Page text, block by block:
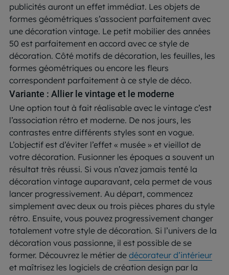
publicités auront un effet immédiat. Les objets de
formes géométriques s’associent parfaitement avec
une décoration vintage. Le petit mobilier des années
50 est parfaitement en accord avec ce style de
décoration. Côté motifs de décoration, les feuilles, les
formes géométriques ou encore les fleurs
correspondent parfaitement à ce style de déco.
Variante : Allier le vintage et le moderne
Une option tout à fait réalisable avec le vintage c’est
l’association rétro et moderne. De nos jours, les
contrastes entre différents styles sont en vogue.
L’objectif est d’éviter l’effet « musée » et vieillot de
votre décoration. Fusionner les époques a souvent un
résultat très réussi. Si vous n’avez jamais tenté la
décoration vintage auparavant, cela permet de vous
lancer progressivement. Au départ, commencez
simplement avec deux ou trois pièces phares du style
rétro. Ensuite, vous pouvez progressivement changer
totalement votre style de décoration. Si l’univers de la
décoration vous passionne, il est possible de se
former. Découvrez le métier de décorateur d’intérieur
et maîtrisez les logiciels de création design par la